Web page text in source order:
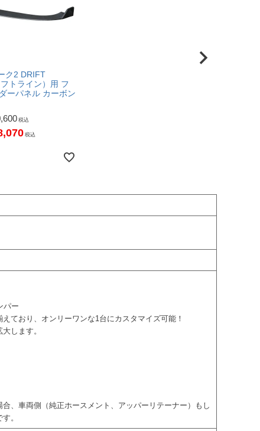
ク2 DRIFT
トライン）用 フ
ーパネル カーボン
税込
税込
パー
ており、オンリーワンな1台にカスタマイズ可能！
します。
、車両側（純正ホースメント、アッパーリテーナー）もし
。